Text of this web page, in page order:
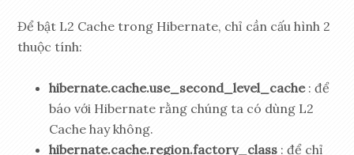
Để bật L2 Cache trong Hibernate, chỉ cần cấu hình 2
thuộc tính:
hibernate.cache.use_second_level_cache: để
báo với Hibernate rằng chúng ta có dùng L2
Cache hay không.
hibernate.cache.region.factory_class : để chỉ